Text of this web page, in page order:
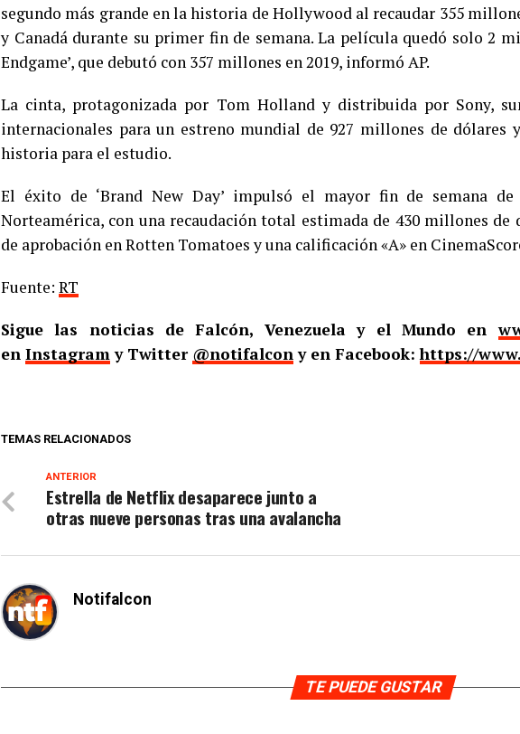
segundo más grande en la historia de Hollywood al recaudar 355
y Canadá durante su primer fin de semana. La película quedó solo 2
Endgame’, que debutó con 357 millones en 2019, informó AP.
La cinta, protagonizada por Tom Holland y distribuida por Sony,
internacionales para un estreno mundial de 927 millones de dólares
historia para el estudio.
El éxito de ‘Brand New Day’ impulsó el mayor fin de semana
Norteamérica, con una recaudación total estimada de 430 millones de
de aprobación en Rotten Tomatoes y una calificación «A» en
Fuente: RT
Sigue las noticias de Falcón, Venezuela y el Mundo en
en Instagramy Twitter @notifalcony en Facebook:https://
TEMAS RELACIONADOS
ANTERIOR
Estrella de Netflix desaparece junto a
otras nueve personas tras una avalancha
Notifalcon
TE PUEDE GUSTAR